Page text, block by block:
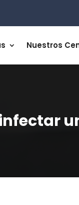
Nuestros